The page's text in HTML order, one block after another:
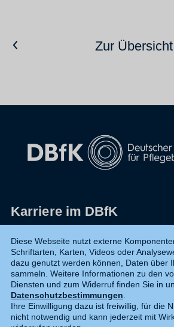
Vorheriger ArtikelZur Übersicht
Karriere im DBfK
Datenschutz
Shop
Widerruf
Kontakt
Diese Webseite nutzt externe
Schriftarten, Karten, Videos oder
dazu genutzt werden können, Daten über
sammeln. Weitere Informationen zu den
Diensten und zum Widerruf finden Sie in
Datenschutzbestimmungen.
Ihre Einwilligung dazu ist freiwillig, für die
nicht notwendig und kann jederzeit mit